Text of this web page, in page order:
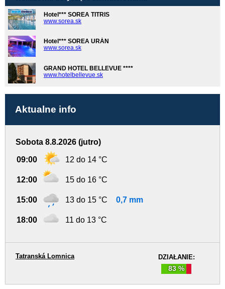
Hotel*** SOREA TITRIS
www.sorea.sk
Hotel*** SOREA URÁN
www.sorea.sk
GRAND HOTEL BELLEVUE ****
www.hotelbellevue.sk
Aktualne info
Sobota 8.8.2026 (jutro)
09:00 12 do 14 °C
12:00 15 do 16 °C
15:00 13 do 15 °C 0,7 mm
18:00 11 do 13 °C
DZIAŁANIE:
83 %
Tatranská Lomnica